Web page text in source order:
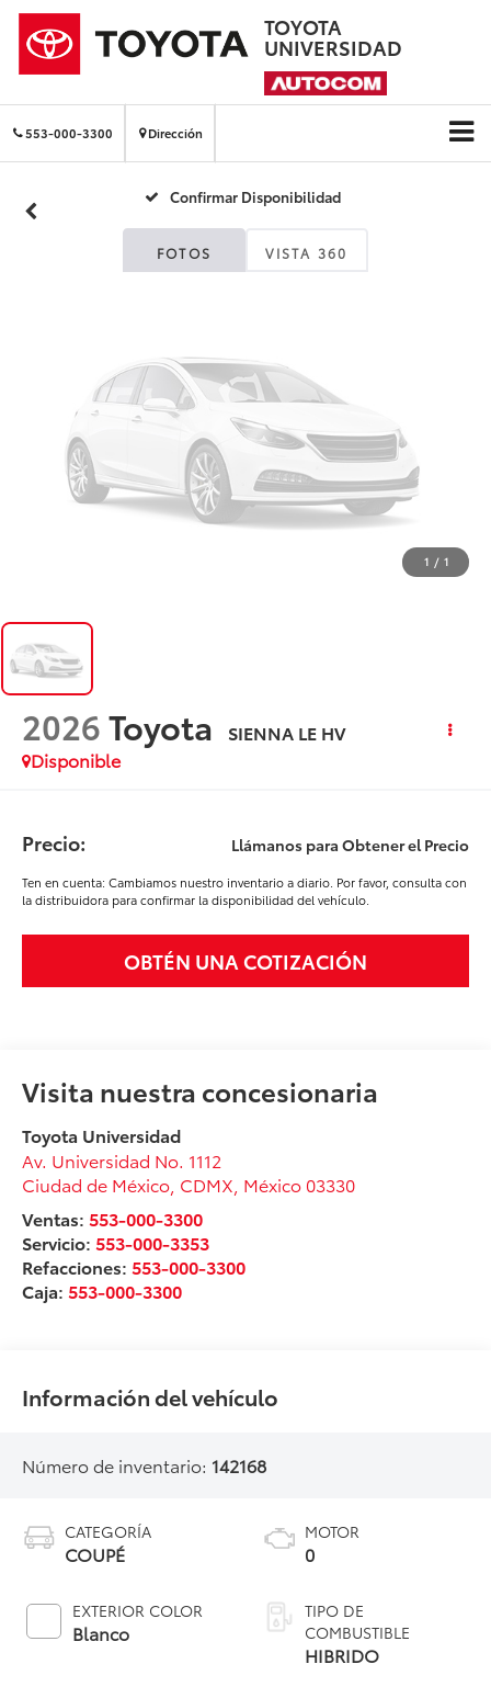
TOYOTA
UNIVERSIDAD
553-000-3300 Dirección
Confirmar Disponibilidad
FOTOS VISTA 360
Fotos No
Disponibles
Por favor, revise luego
1 / 1
2026Toyota
SIENNA LE HV
Disponible
Precio: Llámanos para Obtener el Precio
Ten en cuenta: Cambiamos nuestro inventario a diario. Por favor, consulta con
la distribuidora para confirmar la disponibilidad del vehículo.
OBTÉN UNA COTIZACIÓN
Visita nuestra concesionaria
Toyota Universidad
Av. Universidad No. 1112
Ciudad de México CDMX , México 03330
Ventas:553-000-3300
Servicio:553-000-3353
Refacciones:553-000-3300
Caja:553-000-3300
Información del vehículo
Número de inventario: 142168
CATEGORÍA
COUPÉ
EXTERIOR COLOR
Blanco
MOTOR
0
TIPO DE
COMBUSTIBLE
HIBRIDO